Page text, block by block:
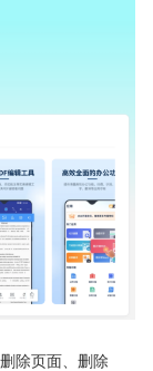
除页面、删除